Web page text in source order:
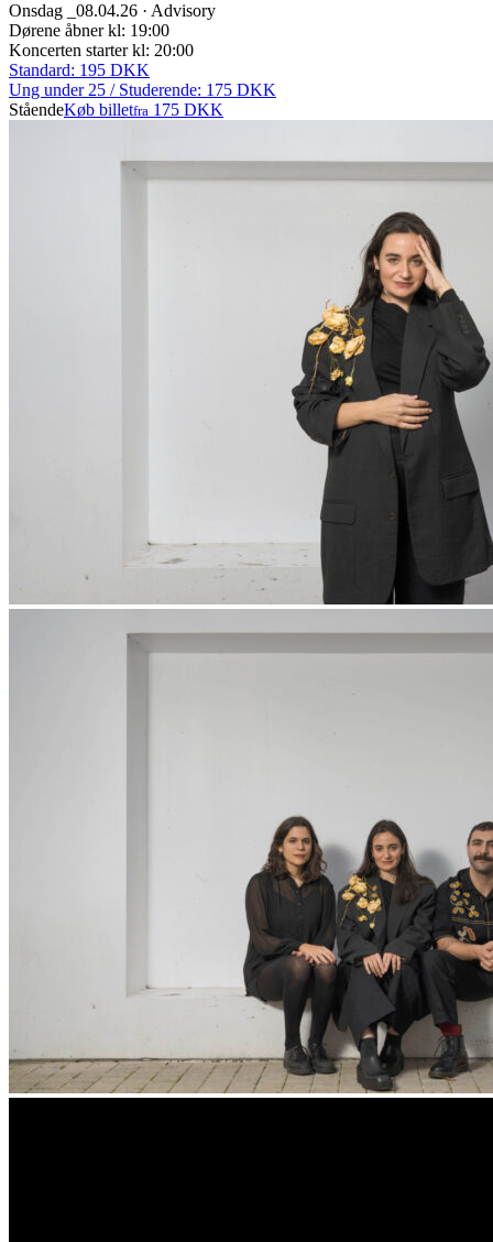
Onsdag _08.04.26 · Advisory
Dørene åbner kl: 19:00
Koncerten starter kl: 20:00
Standard: 195 DKK
Ung under 25 / Studerende: 175 DKK
StåendeKøb billetfra 175 DKK